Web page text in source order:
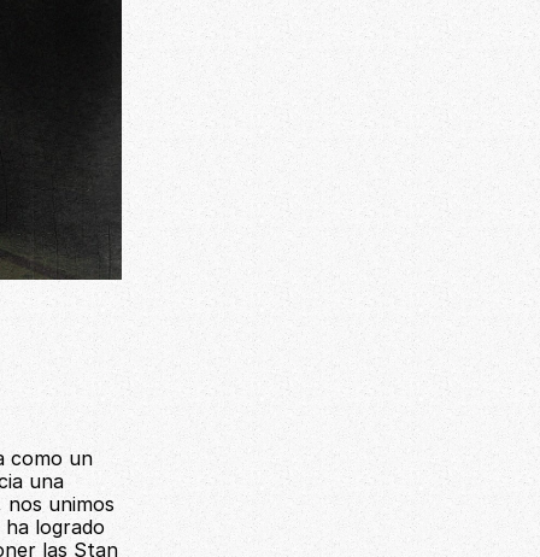
como un
una
nos unimos
logrado
las Stan